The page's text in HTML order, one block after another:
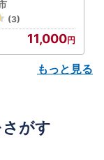
(3)
11,000
もっと見る
がす